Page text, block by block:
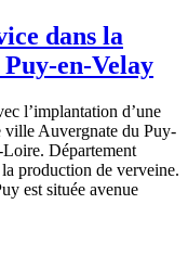
dans la
en-Velay
l’implantation d’une
ville Auvergnate du Puy-
Loire. Département
production de verveine.
est située avenue